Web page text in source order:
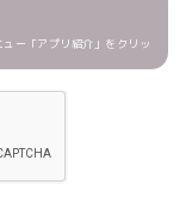
ー「アプリ紹介」をクリッ